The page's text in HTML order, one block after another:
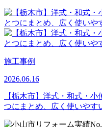
施工事例
2026.06.16
【栃木市】洋式・和式・
つにまとめ、広く使いやす